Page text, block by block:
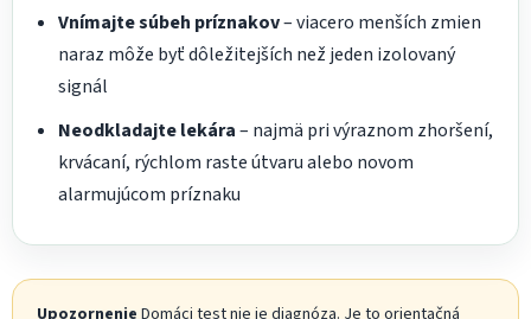
Vnímajte súbeh príznakov– viacero menších zmien
naraz môže byť dôležitejších než jeden izolovaný
signál
Neodkladajte lekára– najmä pri výraznom zhoršení,
krvácaní, rýchlom raste útvaru alebo novom
alarmujúcom príznaku
Upozornenie Domáci test nie je diagnóza. Je to orientačná